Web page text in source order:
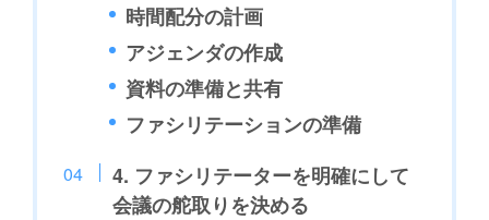
時間配分の計画
アジェンダの作成
資料の準備と共有
ファシリテーションの準備
4. ファシリテーターを明確にして
会議の舵取りを決める